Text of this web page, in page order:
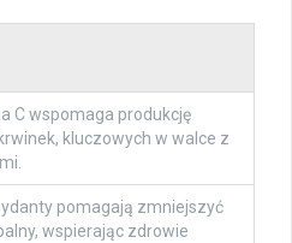
C wspomaga produkcję
kluczowych w walce z
pomagają zmniejszyć
wspierając zdrowie